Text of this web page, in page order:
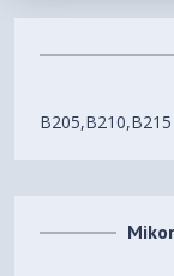
B205,B210,B215